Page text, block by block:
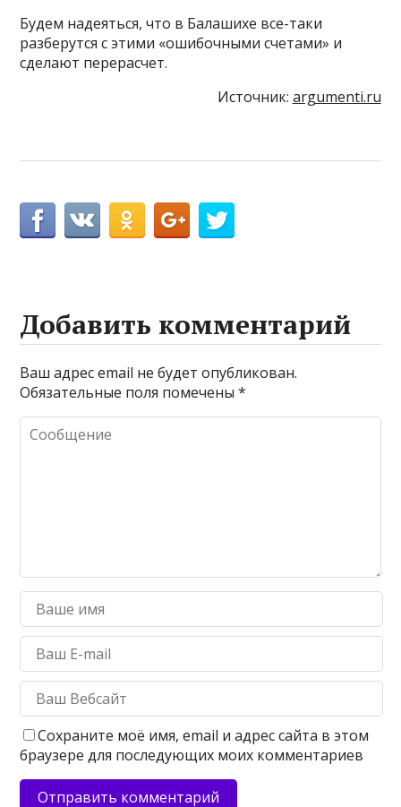
Будем надеяться, что в Балашихе все-таки
разберутся с этими «ошибочными счетами» и
сделают перерасчет.
Источник: argumenti.ru
Добавить комментарий
Ваш адрес email не будет опубликован.
Обязательные поля помечены*
Сохраните моё имя, email и адрес сайта в этом
браузере для последующих моих комментариев